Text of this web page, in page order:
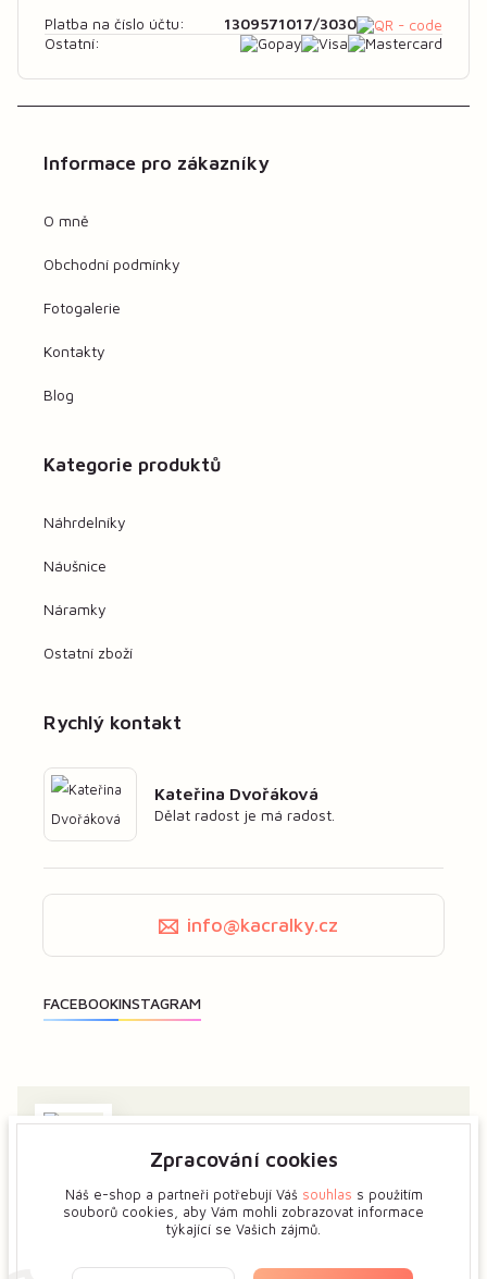
Platba na číslo účtu: 1309571017/3030
Ostatní:
Informace pro zákazníky
O mně
Obchodní podmínky
Fotogalerie
Kontakty
Blog
Kategorie produktů
Náhrdelníky
Náušnice
Náramky
Ostatní zboží
Zajímá vás má tvorba? Dejte mi předem vědět a ukážeme
Zobrazit na mapě
Rychlý kontakt
Kateřina Dvořáková
Dělat radost je má radost.
info@kacralky.cz
Zpracování cookies
Náš e-shop a partneři potřebují Váš souhlas s použitím
souborů cookies, aby Vám mohli zobrazovat informace
týkající se Vašich zájmů.